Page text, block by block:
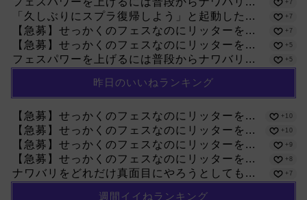
+7
「久しぶりにスプラ復帰しよう」と起動した... +7
【急募】せっかくのフェスなのにリッターを... +7
【急募】せっかくのフェスなのにリッターを... +5
フェスパワーを上げるには普段からナワバリ... +5
昨日のいいねランキング
【急募】せっかくのフェスなのにリッターを... +10
【急募】せっかくのフェスなのにリッターを... +10
【急募】せっかくのフェスなのにリッターを... +9
【急募】せっかくのフェスなのにリッターを... +8
ナワバリをどれだけ真面目にやろうとしても... +7
週間イイねランキング